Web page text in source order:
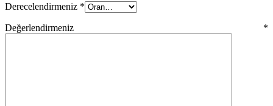
Derecelendirmeniz *
Değerlendirmeniz *